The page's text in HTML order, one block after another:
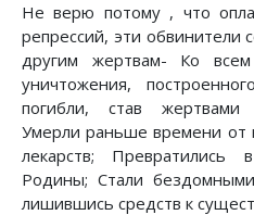
Не верю потому , что
репрессий, эти
другим жертвам- Ко
уничтожения,
погибли, став жертвами
Умерли раньше времени от
лекарств;
Родины; Стали
лишившись средств к